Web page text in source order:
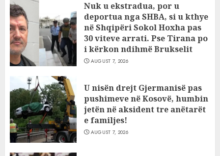
Nuk u ekstradua, por u
deportua nga SHBA, si u kthye
në Shqipëri Sokol Hoxha pas
30 viteve arrati. Pse Tirana po
i kërkon ndihmë Brukselit
AUGUST 7, 2026
U nisën drejt Gjermanisë pas
pushimeve në Kosovë, humbin
jetën në aksident tre anëtarët
e familjes!
AUGUST 7, 2026